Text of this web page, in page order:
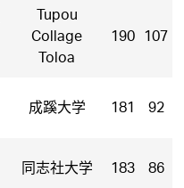
Tupou
Collage
Toloa
190 107
成蹊大学 181 92
同志社大学 183 86